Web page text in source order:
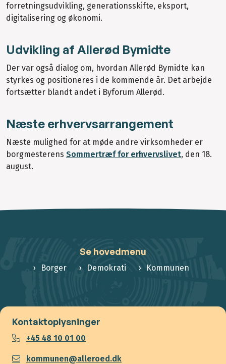
forretningsudvikling, generationsskifte, eksport,
digitalisering og økonomi.
Udvikling af Allerød Bymidte
Der var også dialog om, hvordan Allerød Bymidte kan
styrkes og positioneres i de kommende år. Det arbejde
fortsætter blandt andet i Byforum Allerød.
Næste erhvervsarrangement
Næste mulighed for at møde andre virksomheder er
borgmesterens Sommertræf for erhvervslivet, den 18.
august.
Se hovedmenu
Borger Demokrati Kommunen
Kontaktoplysninger
+45 48 10 01 00
kommunen@alleroed.dk